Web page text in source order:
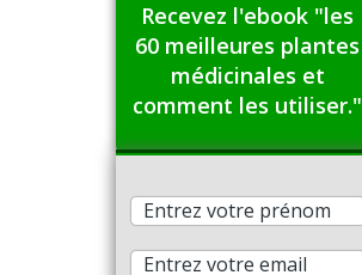
Recevez l'ebook "les
60 meilleures plantes
médicinales et
comment les utiliser."